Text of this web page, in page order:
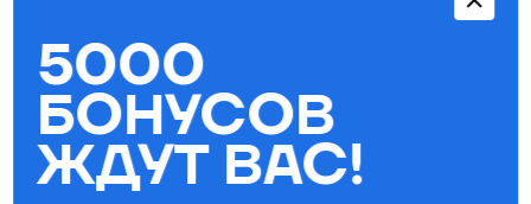
Бестселлеры
5000
БОНУСОВ
ЖДУТ ВАС!